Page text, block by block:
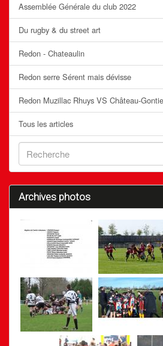
Assemblée Générale du club 2022
Du rugby & du street art
Redon - Chateaulin
Redon serre Sérent mais dévisse
Redon Muzillac Rhuys VS Château-
Tous les articles
Archives photos